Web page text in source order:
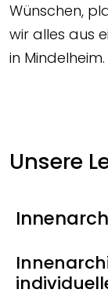
Wünschen,
wir alles aus
in Mindelheim.
Unsere